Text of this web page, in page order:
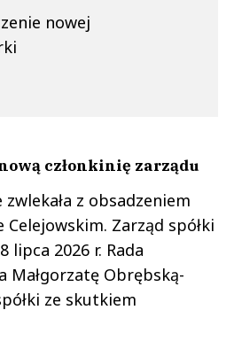
nowej
członkinię zarządu
z obsadzeniem
Zarząd spółki
lipca 2026 r. Rada
Małgorzatę Obrębską-
ze skutkiem